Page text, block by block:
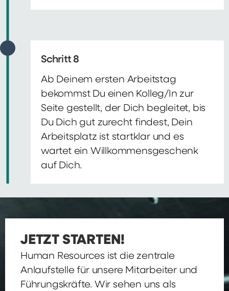
Schritt 8
Ab Deinem ersten Arbeitstag
bekommst Du einen Kolleg/In zur
Seite gestellt, der Dich begleitet, bis
Du Dich gut zurecht findest, Dein
Arbeitsplatz ist startklar und es
wartet ein Willkommensgeschenk
auf Dich.
JETZT STARTEN!
Human Resources ist die zentrale
Anlaufstelle für unsere Mitarbeiter und
Führungskräfte. Wir sehen uns als